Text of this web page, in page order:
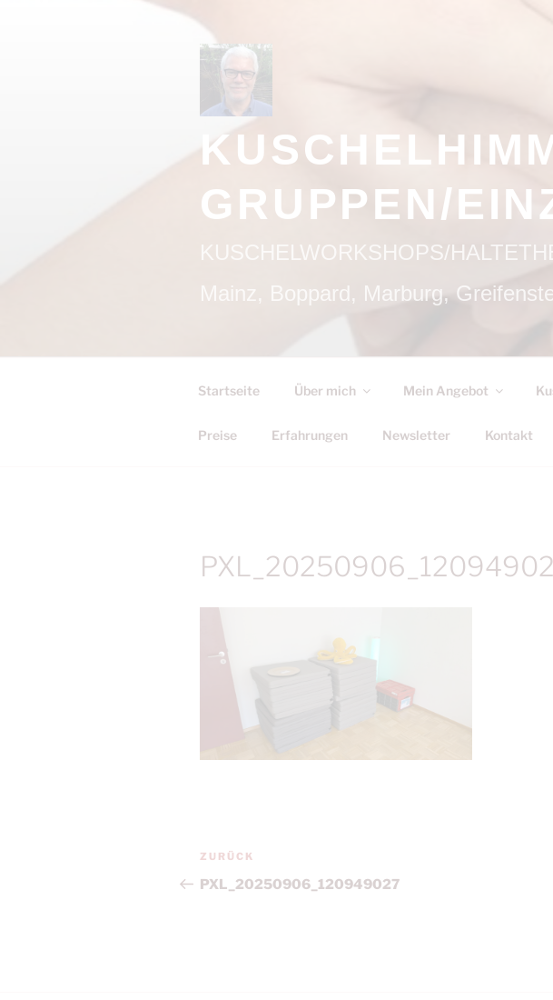
GRUPPEN/
KUSCHELWORKSHOPS/
Mainz, Boppard, Marburg,
Startseite Über mich Mein Angebot
Preise Erfahrungen Newsletter Kontakt
Beitragsnavigation
Vorheriger
Beitrag
ZURÜCK
PXL_20250906_120949027